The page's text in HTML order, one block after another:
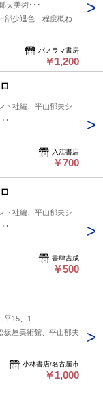
夫美術･･･
部少退色 程度概ね
パノラマ書房
￥1,200
ト社編、平山郁夫シ
･
入江書店
￥700
ト社編、平山郁夫シ
･
書肆吉成
￥500
平15、1
坂屋美術館、平山郁夫
小林書店/名古屋市
￥1,000